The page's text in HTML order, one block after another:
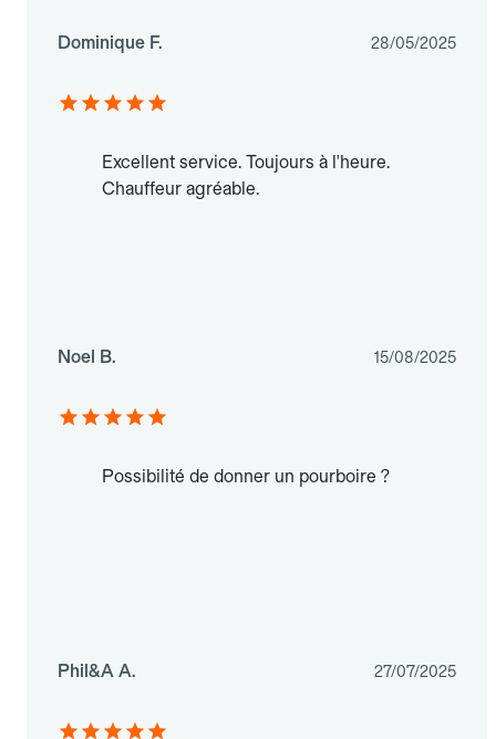
Dominique F. 28/05/2025
Excellent service. Toujours à l'heure.
Chauffeur agréable.
Noel B. 15/08/2025
Possibilité de donner un pourboire ?
Phil&A A. 27/07/2025